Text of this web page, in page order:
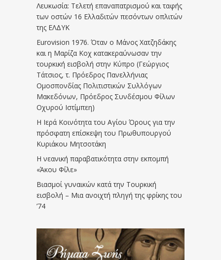
Λευκωσία: Τελετή επαναπατρισμού και ταφής
των οστών 16 Ελλαδιτών πεσόντων οπλιτών
της ΕΛΔΥΚ
Eurovision 1976. Όταν ο Μάνος Χατζηδάκης
και η Μαρίζα Κοχ κατακεραύνωσαν την
τουρκική εισβολή στην Κύπρο (Γεώργιος
Τάτσιος, τ. Πρόεδρος Πανελλήνιας
Ομοσπονδίας Πολιτιστικών Συλλόγων
Μακεδόνων, Πρόεδρος Συνδέσμου Φίλων
Οχυρού Ιστίμπεη)
Η Ιερά Κοινότητα του Αγίου Όρους για την
πρόσφατη επίσκεψη του Πρωθυπουργού
Κυριάκου Μητσοτάκη
Η νεανική παραβατικότητα στην εκπομπή
«Άκου Φίλε»
Βιασμοί γυναικών κατά την Τουρκική
εισβολή – Μια ανοιχτή πληγή της φρίκης του
’74